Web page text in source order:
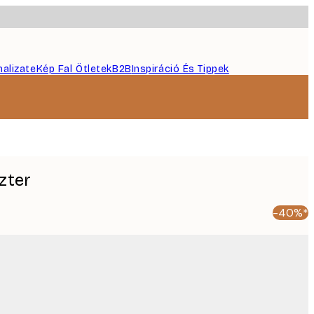
Kép Fal ÖtletekB2BInspiráció És Tippek
-40%*